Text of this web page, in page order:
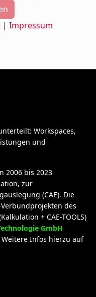
Workspaces,
und
2006 bis 2023
zur
(CAE). Die
des
+ CAE-TOOLS)
GmbH
Weitere Infos hierzu auf
| Impressum